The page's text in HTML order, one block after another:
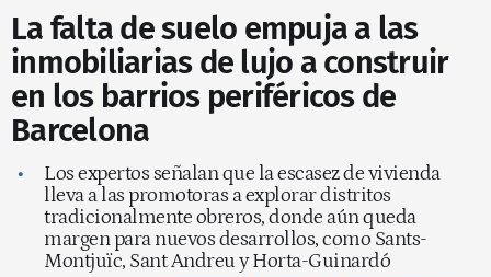
La falta de suelo empuja a las
inmobiliarias de lujo a construir
en los barrios periféricos de
Barcelona
Los expertos señalan que la escasez de vivienda
lleva a las promotoras a explorar distritos
tradicionalmente obreros, donde aún queda
margen para nuevos desarrollos, como Sants-
Montjuïc, Sant Andreu y Horta-Guinardó